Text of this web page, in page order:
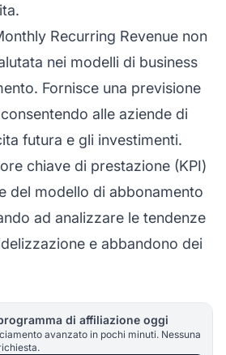
Recurring Revenue non
nei modelli di business
Fornisce una previsione
alle aziende di
futura e gli investimenti.
chiave di prestazione (KPI)
del modello di abbonamento
ad analizzare le tendenze
e abbandono dei
di affiliazione oggi
avanzato in pochi minuti. Nessuna